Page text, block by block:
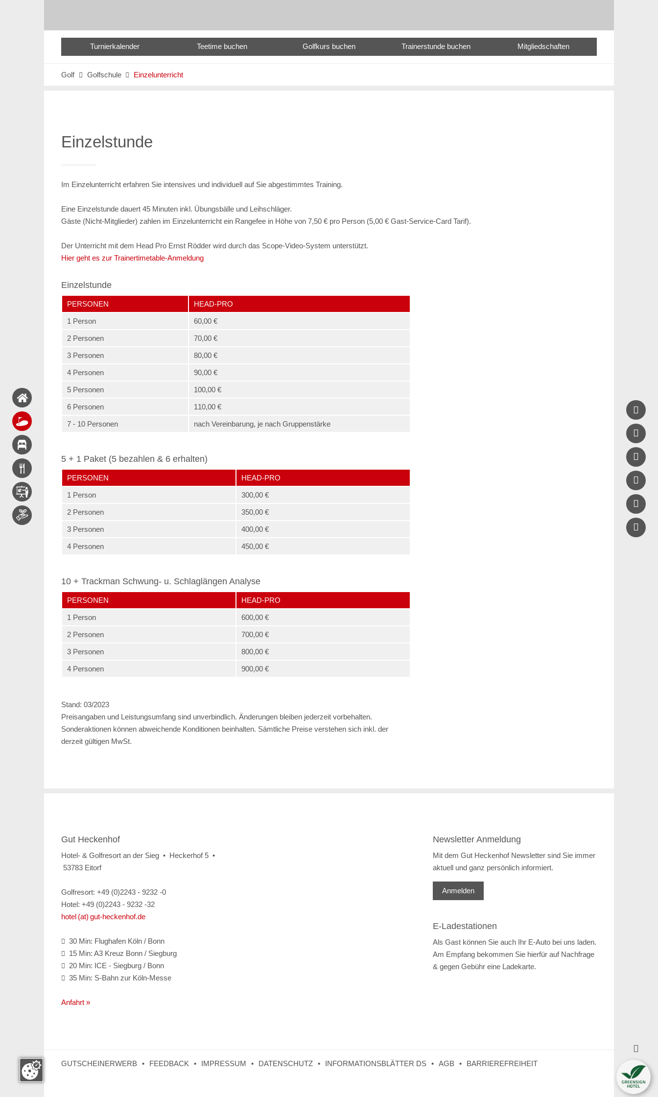
Turnierkalender Teetime buchen Golfkurs buchen Trainerstunde buchen Mitgliedschaften
Golf  Golfschule  Einzelunterricht
Einzelstunde
Im Einzelunterricht erfahren Sie intensives und individuell auf Sie abgestimmtes Training.
Eine Einzelstunde dauert 45 Minuten inkl. Übungsbälle und Leihschläger.
Gäste (Nicht-Mitglieder) zahlen im Einzelunterricht ein Rangefee in Höhe von 7,50 € pro Person (5,00 € Gast-Service-Card Tarif).
Der Unterricht mit dem Head Pro Ernst Rödder wird durch das Scope-Video-System unterstützt.
Hier geht es zur Trainertimetable-Anmeldung
Einzelstunde
PERSONEN HEAD-PRO
1 Person 60,00 €
2 Personen 70,00 €
3 Personen 80,00 €
4 Personen 90,00 €
5 Personen 100,00 €
6 Personen 110,00 €
7 - 10 Personen nach Vereinbarung, je nach Gruppenstärke
5 + 1 Paket (5 bezahlen & 6 erhalten)
PERSONEN HEAD-PRO
1 Person 300,00 €
2 Personen 350,00 €
3 Personen 400,00 €
4 Personen 450,00 €
10 + Trackman Schwung- u. Schlaglängen Analyse
PERSONEN HEAD-PRO
1 Person 600,00 €
2 Personen 700,00 €
3 Personen 800,00 €
4 Personen 900,00 €
Stand: 03/2023
Preisangaben und Leistungsumfang sind unverbindlich. Änderungen bleiben jederzeit vorbehalten.
Sonderaktionen können abweichende Konditionen beinhalten. Sämtliche Preise verstehen sich inkl. der
derzeit gültigen MwSt.
Gut Heckenhof
Hotel- & Golfresort an der Sieg • Heckerhof 5 •
53783 Eitorf
Golfresort: +49 (0)2243 - 9232 -0
Hotel: +49 (0)2243 - 9232 -32
hotel (at) gut-heckenhof.de
 30 Min: Flughafen Köln / Bonn
 15 Min: A3 Kreuz Bonn / Siegburg
 20 Min: ICE - Siegburg / Bonn
 35 Min: S-Bahn zur Köln-Messe
Anfahrt »
Newsletter Anmeldung
Mit dem Gut Heckenhof Newsletter sind Sie immer
aktuell und ganz persönlich informiert.
Anmelden
E-Ladestationen
Als Gast können Sie auch Ihr E-Auto bei uns laden.
Am Empfang bekommen Sie hierfür auf Nachfrage
& gegen Gebühr eine Ladekarte.
GUTSCHEINERWERB FEEDBACK IMPRESSUM DATENSCHUTZ INFORMATIONSBLÄTTER DS AGB BARRIEREFREIHEIT





